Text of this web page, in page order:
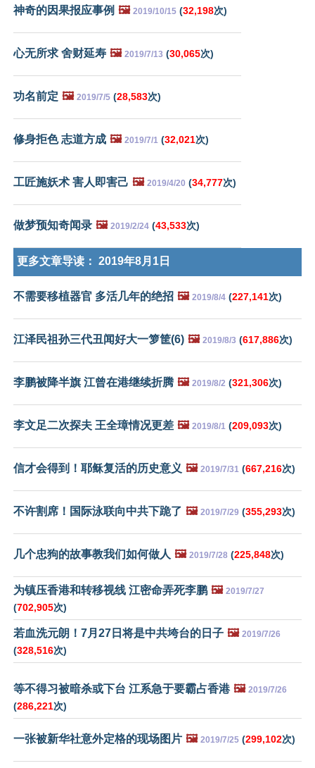
神奇的因果报应事例 🖼️ 2019/10/15 (32,198次)
心无所求 舍财延寿 🖼️ 2019/7/13 (30,065次)
功名前定 🖼️ 2019/7/5 (28,583次)
修身拒色 志道方成 🖼️ 2019/7/1 (32,021次)
工匠施妖术 害人即害己 🖼️ 2019/4/20 (34,777次)
做梦预知奇闻录 🖼️ 2019/2/24 (43,533次)
更多文章导读： 2019年8月1日
不需要移植器官 多活几年的绝招 🖼️ 2019/8/4 (227,141次)
江泽民祖孙三代丑闻好大一箩筐(6) 🖼️ 2019/8/3 (617,886次)
李鹏被降半旗 江曾在港继续折腾 🖼️ 2019/8/2 (321,306次)
李文足二次探夫 王全璋情况更差 🖼️ 2019/8/1 (209,093次)
信才会得到！耶稣复活的历史意义 🖼️ 2019/7/31 (667,216次)
不许割席！国际泳联向中共下跪了 🖼️ 2019/7/29 (355,293次)
几个忠狗的故事教我们如何做人 🖼️ 2019/7/28 (225,848次)
为镇压香港和转移视线 江密命弄死李鹏 🖼️ 2019/7/27
(702,905次)
若血洗元朗！7月27日将是中共垮台的日子 🖼️ 2019/7/26
(328,516次)
等不得习被暗杀或下台 江系急于要霸占香港 🖼️ 2019/7/26
(286,221次)
一张被新华社意外定格的现场图片 🖼️ 2019/7/25 (299,102次)